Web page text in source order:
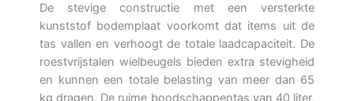
De stevige constructie met een versterkte
kunststof bodemplaat voorkomt dat items uit de
tas vallen en verhoogt de totale laadcapaciteit. De
roestvrijstalen wielbeugels bieden extra stevigheid
en kunnen een totale belasting van meer dan 65
kg dragen. De ruime boodschappentas van 40 liter,